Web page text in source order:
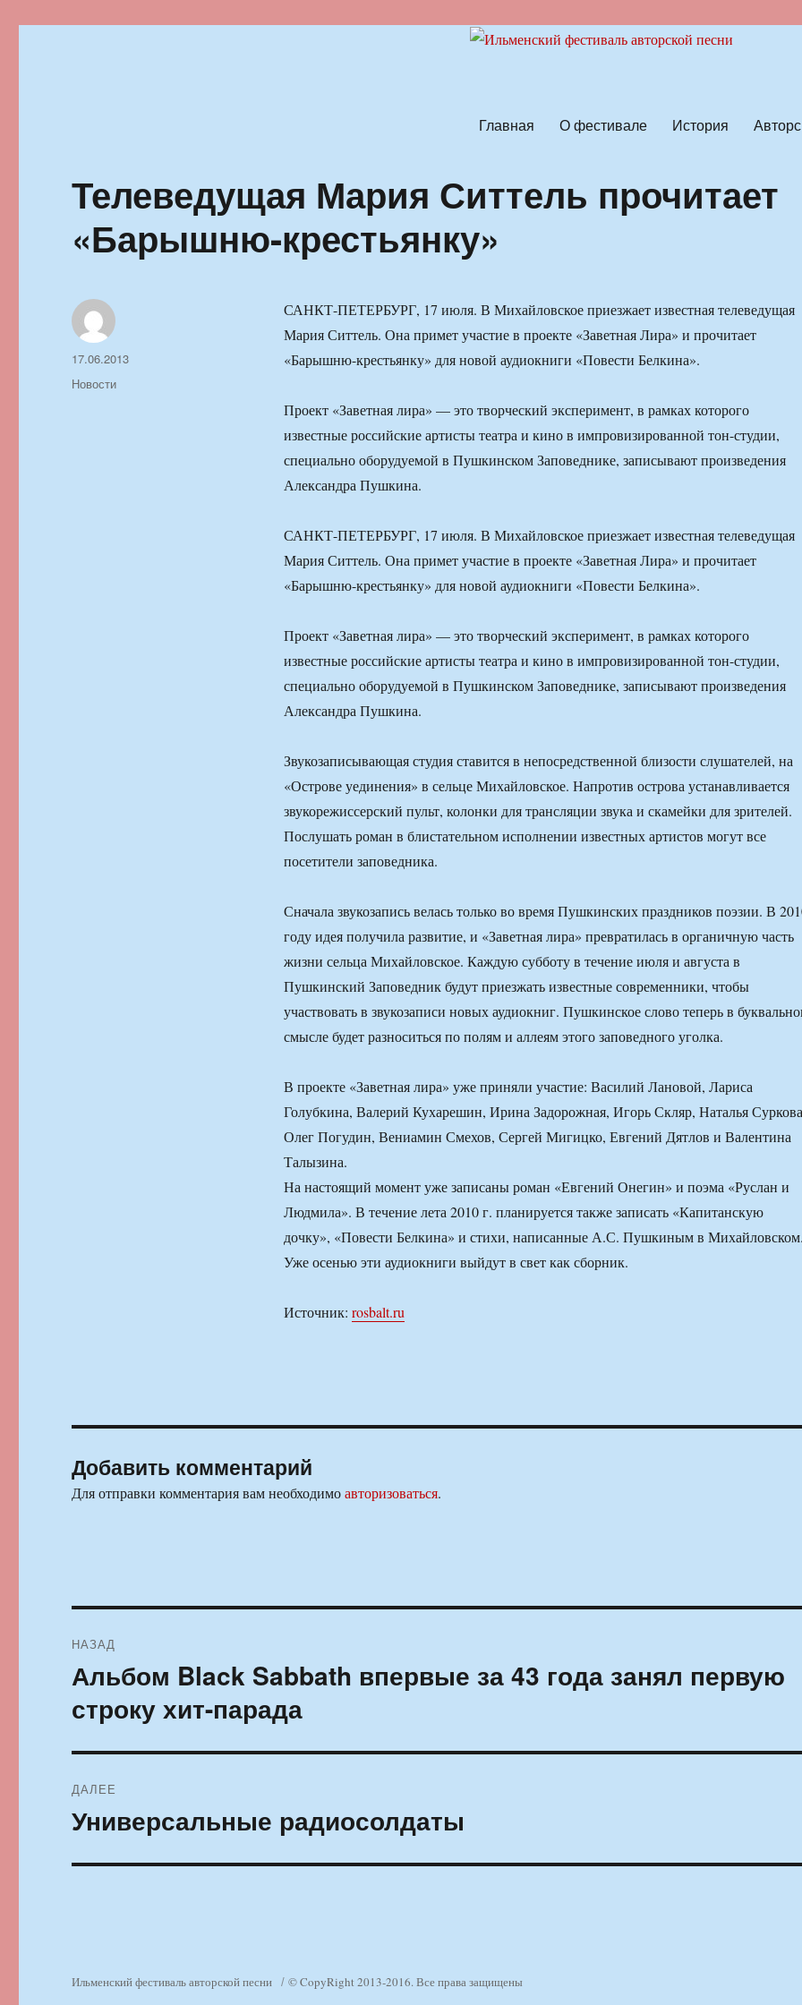
Главная О фестивале История
Телеведущая Мария Ситтель прочитает
«Барышню-крестьянку»
САНКТ-ПЕТЕРБУРГ, 17 июля. В Михайловское приезжает известная телеведущая
Мария Ситтель. Она примет участие в проекте «Заветная Лира» и прочитает
«Барышню-крестьянку» для новой аудиокниги «Повести Белкина».
Проект «Заветная лира» — это творческий эксперимент, в рамках которого
известные российские артисты театра и кино в импровизированной тон-студии,
специально оборудуемой в Пушкинском Заповеднике, записывают произведения
Александра Пушкина.
САНКТ-ПЕТЕРБУРГ, 17 июля. В Михайловское приезжает известная телеведущая
Мария Ситтель. Она примет участие в проекте «Заветная Лира» и прочитает
«Барышню-крестьянку» для новой аудиокниги «Повести Белкина».
Проект «Заветная лира» — это творческий эксперимент, в рамках которого
известные российские артисты театра и кино в импровизированной тон-студии,
специально оборудуемой в Пушкинском Заповеднике, записывают произведения
Александра Пушкина.
Звукозаписывающая студия ставится в непосредственной близости слушателей, на
«Острове уединения» в сельце Михайловское. Напротив острова устанавливается
звукорежиссерский пульт, колонки для трансляции звука и скамейки для зрителей.
Послушать роман в блистательном исполнении известных артистов могут все
посетители заповедника.
Сначала звукозапись велась только во время Пушкинских праздников поэзии. В
году идея получила развитие, и «Заветная лира» превратилась в органичную часть
жизни сельца Михайловское. Каждую субботу в течение июля и августа в
Пушкинский Заповедник будут приезжать известные современники, чтобы
участвовать в звукозаписи новых аудиокниг. Пушкинское слово теперь в
смысле будет разноситься по полям и аллеям этого заповедного уголка.
В проекте «Заветная лира» уже приняли участие: Василий Лановой, Лариса
Голубкина, Валерий Кухарешин, Ирина Задорожная, Игорь Скляр, Наталья
Олег Погудин, Вениамин Смехов, Сергей Мигицко, Евгений Дятлов и Валентина
Талызина.
На настоящий момент уже записаны роман «Евгений Онегин» и поэма «Руслан и
Людмила». В течение лета 2010 г. планируется также записать «Капитанскую
дочку», «Повести Белкина» и стихи, написанные А.С. Пушкиным в
Уже осенью эти аудиокниги выйдут в свет как сборник.
Источник: rosbalt.ru
Автор
Опубликовано
17.06.2013
Рубрики
Новости
Добавить комментарий
Для отправки комментария вам необходимоавторизоваться.
по
записям
НАЗАД
Предыдущая
Альбом Black Sabbath впервые за 43 года занял первую
строку хит-парада
ДАЛЕЕ
Следующая
Универсальные радиосолдаты
Ильменский фестиваль авторской песни © CopyRight 2013-2016. Все права защищены